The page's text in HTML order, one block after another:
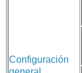
Configuración